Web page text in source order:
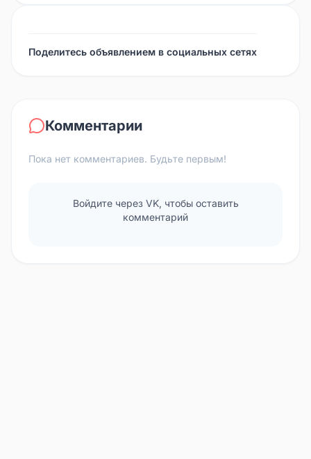
Поделитесь объявлением в социальных сетях
Комментарии
Пока нет комментариев. Будьте первым!
Войдите через VK, чтобы оставить
комментарий